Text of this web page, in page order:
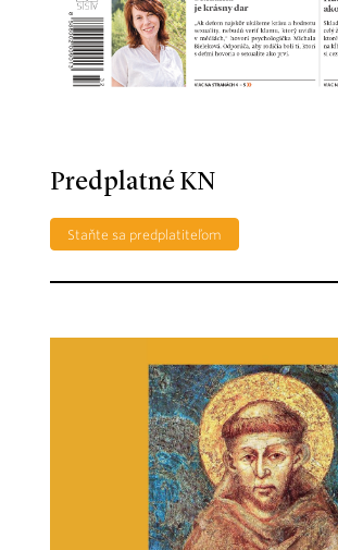
Predplatné KN
Staňte sa predplatiteľom